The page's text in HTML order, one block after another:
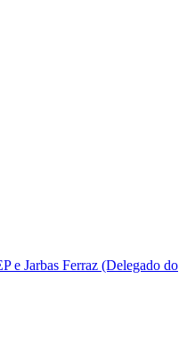
e Jarbas Ferraz (Delegado do